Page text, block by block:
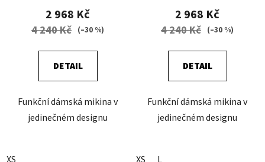
2 968 Kč
4 240 Kč (–30 %)
DETAIL
Funkční dámská mikina v
jedinečném designu
2 968 Kč
4 240 Kč (–30 %)
DETAIL
Funkční dámská mikina v
jedinečném designu